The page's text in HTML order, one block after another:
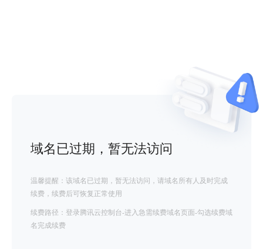
域名已过期，暂无法访问
温馨提醒：该域名已过期，暂无法访问，请域名所有人及时完成
续费，续费后可恢复正常使用
续费路径：登录腾讯云控制台-进入急需续费域名页面-勾选续费域
名完成续费